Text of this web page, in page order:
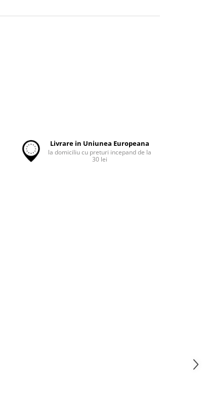
Livrare in Uniunea Europeana
la domiciliu cu preturi incepand de la
30 lei